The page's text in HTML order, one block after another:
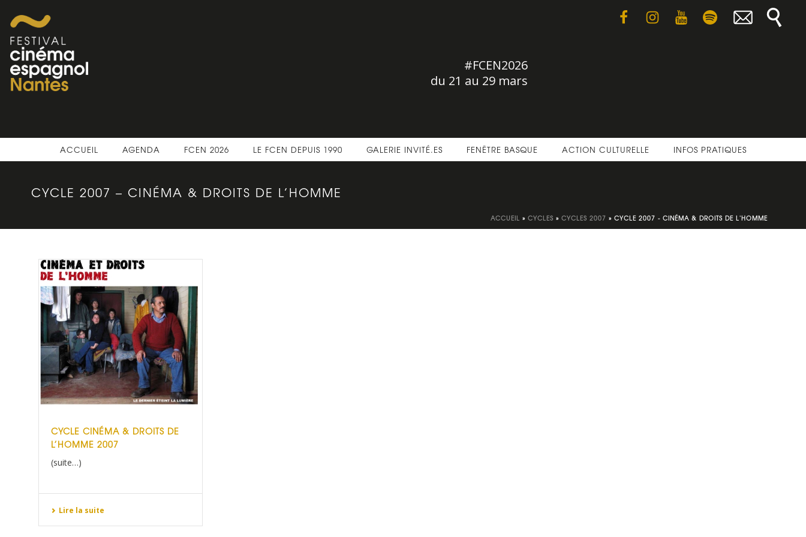
#FCEN2026
du 21 au 29 mars
ACCUEIL AGENDA FCEN 2026 LE FCEN DEPUIS 1990 GALERIE INVITÉ.ES FENÊTRE BASQUE ACTION CULTURELLE INFOS PRATIQUES
CYCLE 2007 – CINÉMA & DROITS DE L’HOMME
ACCUEIL » CYCLES » CYCLES 2007 » CYCLE 2007 - CINÉMA & DROITS DE L'HOMME
CYCLE CINÉMA & DROITS DE
L’HOMME 2007
(suite…)
Lire la suite